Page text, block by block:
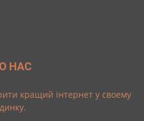
НАС
кращий інтернет у своему